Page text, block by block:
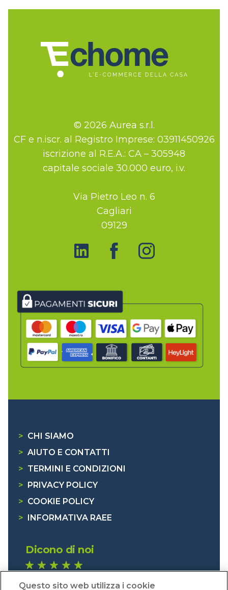
© 2026 Aurea s.r.l.
CF e n.iscr. al Registro Imprese: 03911450926
iscrizione al R.E.A.: CA – 305948
capitale sociale 30.000 euro, i.v.
Via Pietro Leo n. 6
Cagliari
09129
> CHI SIAMO
> AIUTO E CONTATTI
> TERMINI E CONDIZIONI
> PRIVACY POLICY
> COOKIE POLICY
> INFORMATIVA RAEE
Dicono di noi
Eccellente (4,8)
Questo sito web utilizza i cookie